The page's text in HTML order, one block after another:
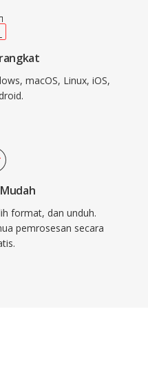
macOS, Linux, iOS,
format, dan unduh.
pemrosesan secara